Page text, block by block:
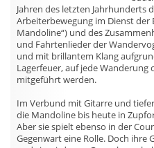
Jahren des letzten Jahrhunderts
Arbeiterbewegung im Dienst der
Mandoline“) und des
und Fahrtenlieder der
und mit brillantem Klang
Lagerfeuer, auf jede
mitgeführt werden.
Im Verbund mit Gitarre und
die Mandoline bis heute in
Aber sie spielt ebenso in der
Gegenwart eine Rolle. Doch ihre